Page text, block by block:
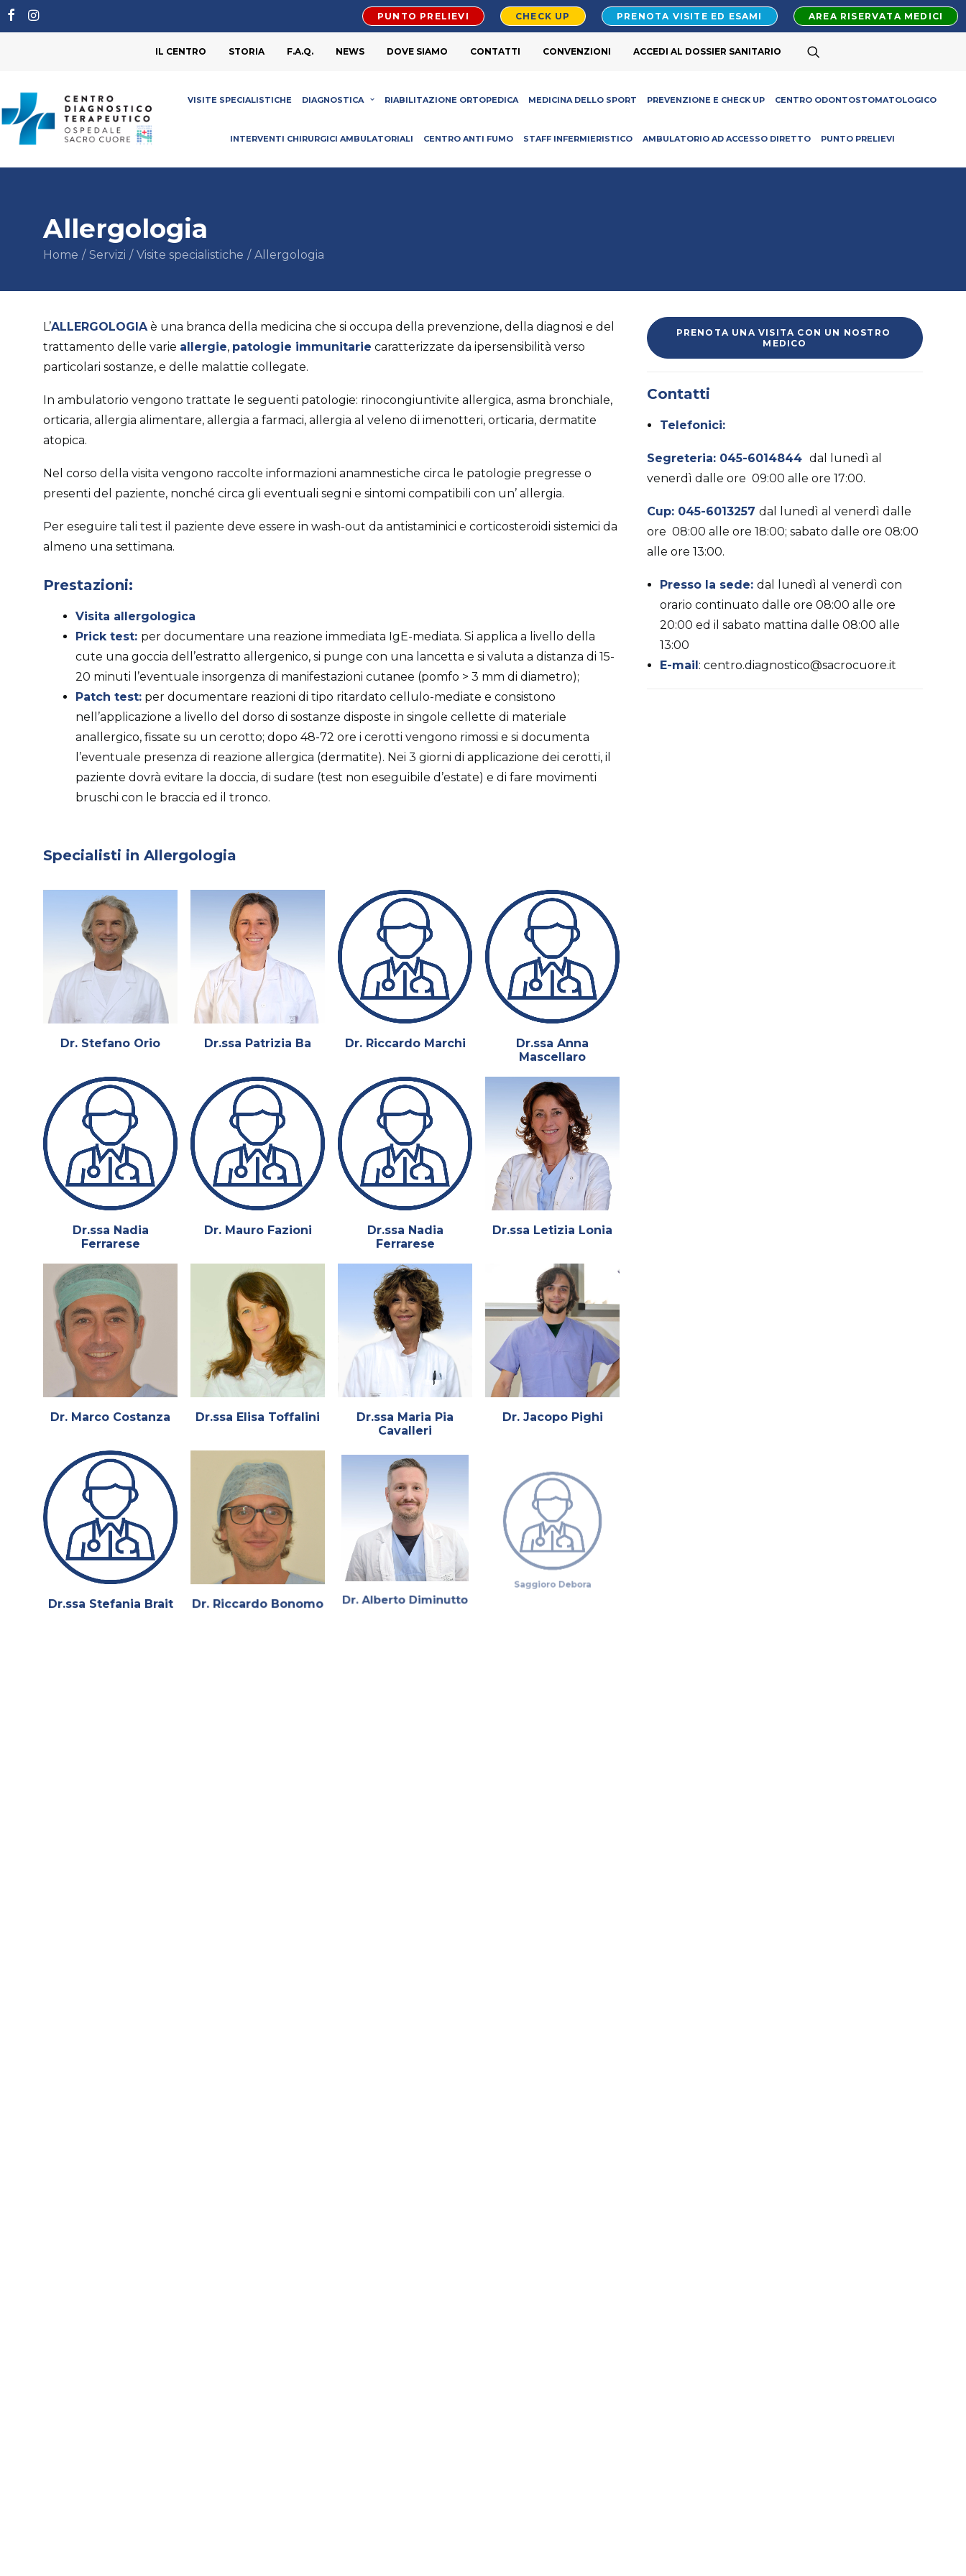
PUNTO PRELIEVI CHECK UP PRENOTA VISITE ED ESAMI AREA RISERVATA MEDICI
IL CENTRO STORIA F.A.Q. NEWS DOVE SIAMO CONTATTI CONVENZIONI ACCEDI AL DOSSIER SANITARIO
VISITE SPECIALISTICHE DIAGNOSTICA RIABILITAZIONE ORTOPEDICA MEDICINA DELLO SPORT PREVENZIONE E CHECK UP CENTRO ODONTOSTOMATOLOGICO
INTERVENTI CHIRURGICI AMBULATORIALI CENTRO ANTI FUMO STAFF INFERMIERISTICO AMBULATORIO AD ACCESSO DIRETTO PUNTO PRELIEVI
Allergologia
Home Servizi Visite specialistiche Allergologia
L’ALLERGOLOGIAè una branca della medicina che si occupa della prevenzione, della diagnosi e del
trattamento delle varie allergie, patologie immunitarie caratterizzate da ipersensibilità verso
particolari sostanze, e delle malattie collegate.
In ambulatorio vengono trattate le seguenti patologie: rinocongiuntivite allergica, asma bronchiale,
orticaria, allergia alimentare, allergia a farmaci, allergia al veleno di imenotteri, orticaria, dermatite
atopica.
Nel corso della visita vengono raccolte informazioni anamnestiche circa le patologie pregresse o
presenti del paziente, nonché circa gli eventuali segni e sintomi compatibili con un’ allergia.
Per eseguire tali test il paziente deve essere in wash-out da antistaminici e corticosteroidi sistemici da
almeno una settimana.
Prestazioni:
Visita allergologica
Prick test: per documentare una reazione immediata IgE-mediata. Si applica a livello della
cute una goccia dell’estratto allergenico, si punge con una lancetta e si valuta a distanza di 15-
20 minuti l’eventuale insorgenza di manifestazioni cutanee (pomfo > 3 mm di diametro);
Patch test: per documentare reazioni di tipo ritardato cellulo-mediate e consistono
nell’applicazione a livello del dorso di sostanze disposte in singole cellette di materiale
anallergico, fissate su un cerotto; dopo 48-72 ore i cerotti vengono rimossi e si documenta
l’eventuale presenza di reazione allergica (dermatite). Nei 3 giorni di applicazione dei cerotti, il
paziente dovrà evitare la doccia, di sudare (test non eseguibile d’estate) e di fare movimenti
bruschi con le braccia ed il tronco.
Specialisti in Allergologia
Dr. Stefano Orio Dr.ssa Patrizia Ba Dr. Riccardo Marchi
Dr.ssa Anna
Mascellaro
Dr.ssa Nadia
Ferrarese
Dr. Mauro Fazioni
Dr.ssa Nadia
Ferrarese
Dr.ssa Letizia Lonia
Dr. Marco Costanza Dr.ssa Elisa Toffalini
Dr.ssa Maria Pia
Cavalleri
Dr. Jacopo Pighi
Dr.ssa Stefania Brait Dr. Riccardo Bonomo Dr. Alberto Diminutto
PRENOTA UNA VISITA CON UN NOSTRO
MEDICO
Contatti
Telefonici:
Segreteria: 045-6014844 dal lunedì al
venerdì dalle ore 09:00 alle ore 17:00.
Cup: 045-6013257 dal lunedì al venerdì dalle
ore 08:00 alle ore 18:00; sabato dalle ore 08:00
alle ore 13:00.
Presso la sede: dal lunedì al venerdì con
orario continuato dalle ore 08:00 alle ore
20:00 ed il sabato mattina dalle 08:00 alle
13:00
E-mail: centro.diagnostico@sacrocuore.it